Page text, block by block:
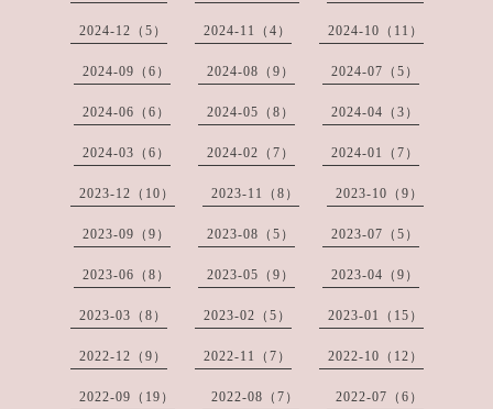
2024-12（5） 2024-11（4） 2024-10（11）
2024-09（6） 2024-08（9） 2024-07（5）
2024-06（6） 2024-05（8） 2024-04（3）
2024-03（6） 2024-02（7） 2024-01（7）
2023-12（10） 2023-11（8） 2023-10（9）
2023-09（9） 2023-08（5） 2023-07（5）
2023-06（8） 2023-05（9） 2023-04（9）
2023-03（8） 2023-02（5） 2023-01（15）
2022-12（9） 2022-11（7） 2022-10（12）
2022-09（19） 2022-08（7） 2022-07（6）